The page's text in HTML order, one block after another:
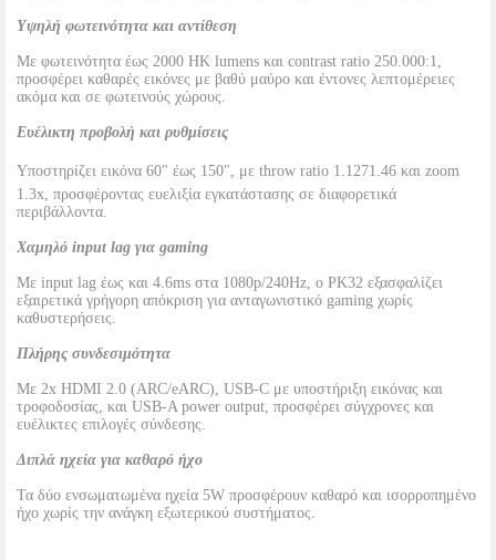
Υψηλή φωτεινότητα και αντίθεση
Με φωτεινότητα έως 2000 HK lumens και contrast ratio 250.000:1,
προσφέρει καθαρές εικόνες με βαθύ μαύρο και έντονες λεπτομέρειες
ακόμα και σε φωτεινούς χώρους.
Ευέλικτη προβολή και ρυθμίσεις
Υποστηρίζει εικόνα 60" έως 150", με throw ratio 1.1271.46 και zoom
1.3x, προσφέροντας ευελιξία εγκατάστασης σε διαφορετικά
περιβάλλοντα.
Χαμηλό input lag για gaming
Με input lag έως και 4.6ms στα 1080p/240Hz, ο PK32 εξασφαλίζει
εξαιρετικά γρήγορη απόκριση για ανταγωνιστικό gaming χωρίς
καθυστερήσεις.
Πλήρης συνδεσιμότητα
Με 2x HDMI 2.0 (ARC/eARC), USB-C με υποστήριξη εικόνας και
τροφοδοσίας, και USB-A power output, προσφέρει σύγχρονες και
ευέλικτες επιλογές σύνδεσης.
Διπλά ηχεία για καθαρό ήχο
Τα δύο ενσωματωμένα ηχεία 5W προσφέρουν καθαρό και ισορροπημένο
ήχο χωρίς την ανάγκη εξωτερικού συστήματος.